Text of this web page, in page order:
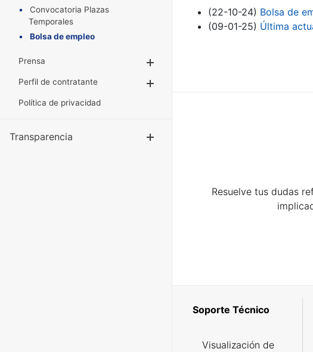
Convocatoria Plazas
Temporales
Bolsa de empleo
Prensa
Perfil de contratante
Política de privacidad
Transparencia
(22-10-24) Bolsa de
(09-01-25) Última
Resuelve tus dudas
Soporte Técnico
Visualización de